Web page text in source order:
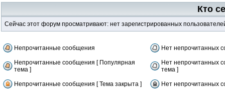
Кто
Сейчас этот форум просматривают: нет зарегистрированных
Непрочитанные сообщения Нет непрочитанных
Непрочитанные сообщения [ Популярная
тема ]
Нет непрочитанных
тема ]
Непрочитанные сообщения [ Тема закрыта ] Нет непрочитанных